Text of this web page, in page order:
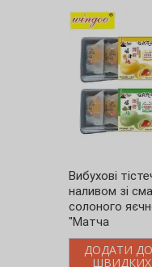
Вибухові
зі смаком
картоплі та
жовтка
ДОДАТИ